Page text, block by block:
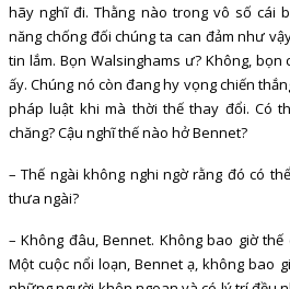
hãy nghĩ đi. Thằng nào trong vô số cái
năng chống đối chúng ta can đảm như
tin lắm. Bọn Walsinghams ư? Không,
ấy. Chúng nó còn đang hy vọng chiến
pháp luật khi mà thời thế thay đổi. Có
chăng? Cậu nghĩ thế nào hở Bennet?
– Thế ngài không nghi ngờ rằng đó có
thưa ngài?
– Không đâu, Bennet. Không bao giờ
Một cuộc nổi loạn, Bennet ạ, không bao